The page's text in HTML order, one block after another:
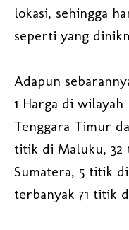
lokasi, sehingga
seperti yang
Adapun
1 Harga di
Tenggara Timur
titik di Maluku, 32
Sumatera, 5 titik
terbanyak 71 titik